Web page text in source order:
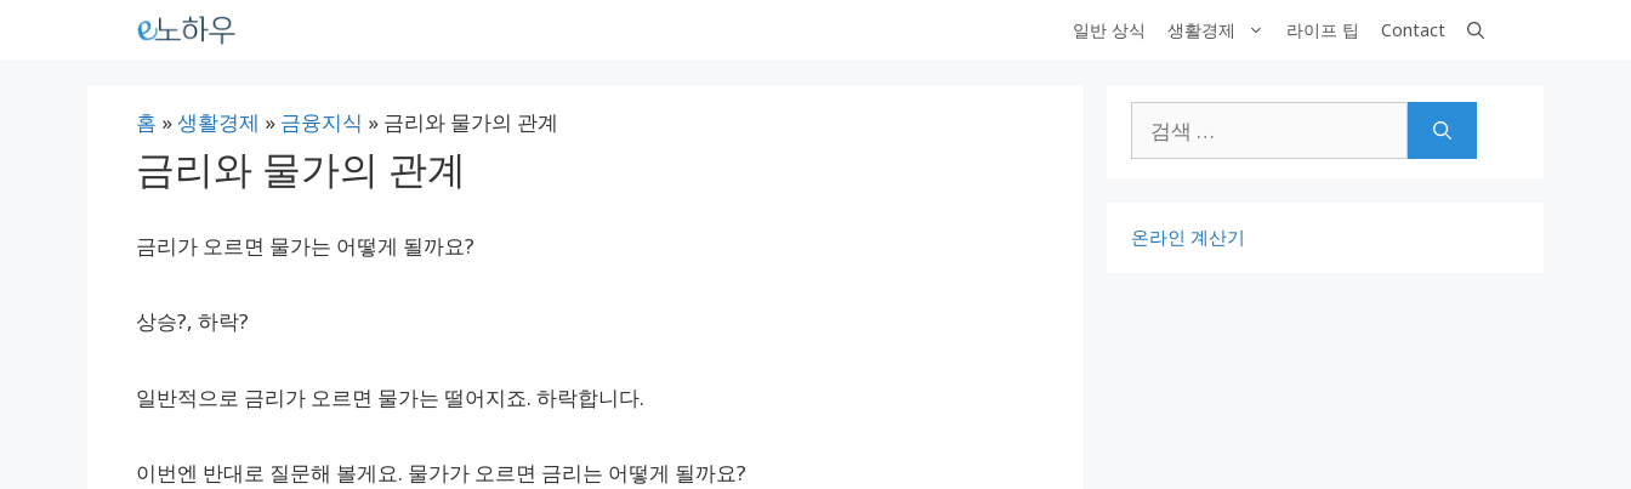
일반 상식 생활경제 라이프 팁 Contact
홈 »생활경제 » 금융지식 » 금리와 물가의 관계
금리와 물가의 관계
금리가 오르면 물가는 어떻게 될까요?
상승?, 하락?
일반적으로 금리가 오르면 물가는 떨어지죠. 하락합니다.
이번엔 반대로 질문해 볼게요. 물가가 오르면 금리는 어떻게 될까요?
색:
온라인 계산기